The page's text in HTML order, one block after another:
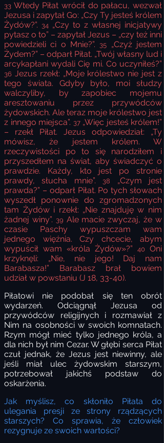
33 Wtedy Piłat wrócił do pałacu, wezwał
Jezusa i zapytał Go: „Czy Ty jesteś królem
Żydów?”. 34 „Czy to z własnej inicjatywy
pytasz o to” – zapytał Jezus – „czy też inni
powiedzieli ci o Mnie?”.
35
„Czyż jestem
Żydem?” – odparł Piłat. „Twój własny lud i
arcykapłani wydali Cię mi. Co uczyniłeś?”
36 Jezus rzekł: „Moje królestwo nie jest z
tego świata. Gdyby było, moi słudzy
walczyliby, by zapobiec mojemu
aresztowaniu przez przywódców
żydowskich. Ale teraz moje królestwo jest
z innego miejsca”. 37„Więc jesteś królem!”
– rzekł Piłat. Jezus odpowiedział: „Ty
mówisz, że jestem królem. W
rzeczywistości po to się narodziłem i
przyszedłem na świat, aby świadczyć o
prawdzie. Każdy, kto jest po stronie
prawdy, słucha mnie”.
38
„Czym jest
prawda?” – odparł Piłat. Po tych słowach
wyszedł ponownie do zgromadzonych
tam Żydów i rzekł: „Nie znajduję w nim
żadnej winy”. 39 Ale macie zwyczaj, że w
czasie Paschy wypuszczam wam
jednego więźnia. Czy chcecie, abym
wypuścił wam «króla Żydów»?” 40 Oni
krzyknęli: „Nie, nie jego! Daj nam
Barabasza!” Barabasz brał bowiem
udział w powstaniu (J 18, 33-40).
Piłatowi nie podobał się ten obrót
wydarzeń. Odciągnął Jezusa od
przywódców religijnych i rozmawiał z
Nim na osobności w swoich komnatach.
Rzym mógł mieć tylko jednego króla, a
dla nich był nim Cezar. W głębi serca Piłat
czuł jednak, że Jezus jest niewinny, ale
jeśli miał ulec żydowskim starszym,
potrzebował jakichś podstaw do
oskarżenia.
Jak myślisz, co skłoniło Piłata do
ulegania presji ze strony rządzących
starszych? Co sprawia, że człowiek
rezygnuje ze swoich wartości?